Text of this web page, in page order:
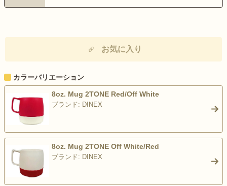
お気に入り
カラーバリエーション
8oz. Mug 2TONE Red/Off White
ブランド: DINEX
8oz. Mug 2TONE Off White/Red
ブランド: DINEX